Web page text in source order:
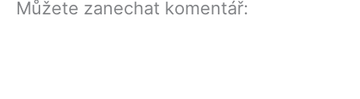
Můžete zanechat komentář: